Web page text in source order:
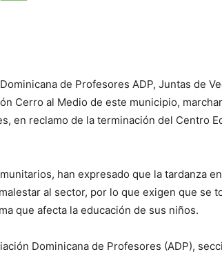
de Profesores ADP, Juntas de
Cerro al Medio de este municipio,
en reclamo de la terminación del Centro
han expresado que la tardanza
al sector, por lo que exigen que se
que afecta la educación de sus niños.
Dominicana de Profesores (ADP),